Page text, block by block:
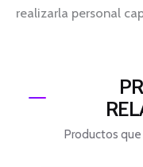
realizarla personal
Productos